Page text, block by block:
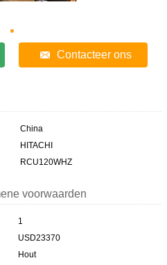
Contacteer ons
China
HITACHI
RCU120WHZ
voorwaarden
1
USD23370
Hout